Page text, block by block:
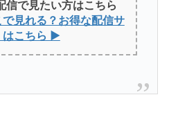
信で見たい方はこちら
で見れる？お得な配信サ
はこちら ▶